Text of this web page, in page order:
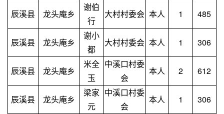
辰溪县 龙头庵乡
谢伯
行
大村村委会 本人 1 485
辰溪县 龙头庵乡
谢小
都
大村村委会 本人 1 306
辰溪县 龙头庵乡
米全
玉
中溪口村委
会
本人 2 612
辰溪县 龙头庵乡
梁家
元
中溪口村委
会
本人 1 306